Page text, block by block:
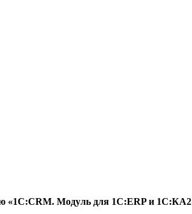
«1С:CRM. Модуль для 1С:ERP и